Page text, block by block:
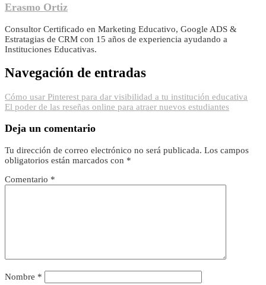
Erasmo Ortiz
Consultor Certificado en Marketing Educativo, Google ADS &
Estratagias de CRM con 15 años de experiencia ayudando a
Instituciones Educativas.
Navegación de entradas
Cómo usar Pinterest para dar visibilidad a tu institución educativa
El poder de las reseñas online para atraer nuevos estudiantes
Deja un comentario
Tu dirección de correo electrónico no será publicada. Los campos
obligatorios están marcados con *
Comentario *
Nombre *